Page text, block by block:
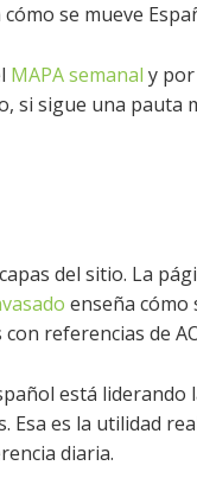
se mueve
MAPA semanal y
si sigue una pauta
del sitio. La
enseña cómo
referencias de
está
es la utilidad
diaria.